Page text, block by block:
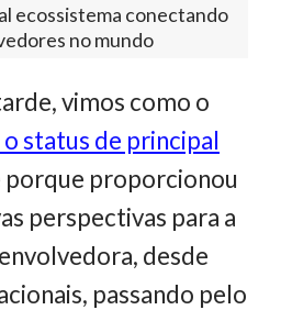
ecossistema conectando
no mundo
vimos como o
status de principal
porque proporcionou
perspectivas para a
desde
passando pelo